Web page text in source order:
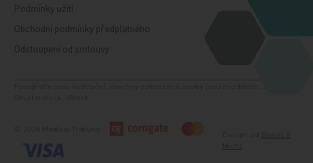
Podmínky užití
Obchodní podmínky předplatného
Odstoupení od smlouvy